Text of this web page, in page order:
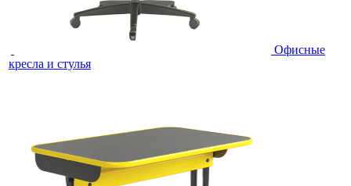
Офисные
кресла и стулья